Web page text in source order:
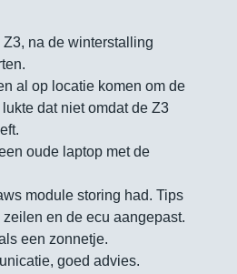
Z3, na de winterstalling
al op locatie komen om de
dat niet omdat de Z3
oude laptop met de
module storing had. Tips
en de ecu aangepast.
een zonnetje.
goed advies.